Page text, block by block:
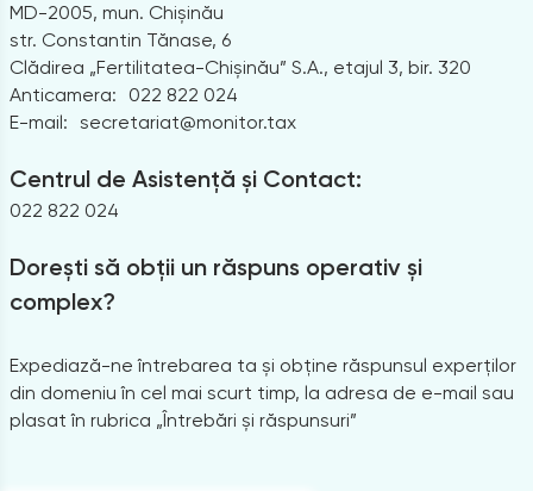
MD-2005, mun. Chișinău
str. Constantin Tănase, 6
Clădirea „Fertilitatea-Chișinău” S.A., etajul 3, bir. 320
Anticamera:
022 822 024
E-mail: secretariat@monitor.tax
Centrul de Asistență și Contact:
022 822 024
Dorești să obții un răspuns operativ și
complex?
Expediază-ne întrebarea ta și obține răspunsul experților
din domeniu în cel mai scurt timp, la adresa de e-mail sau
plasat în rubrica „Întrebări și răspunsuri”